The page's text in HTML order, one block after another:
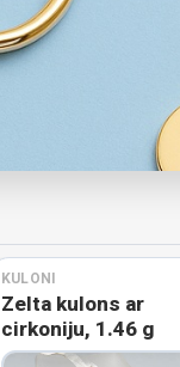
KULONI
Zelta kulons ar
cirkoniju, 1.46 g